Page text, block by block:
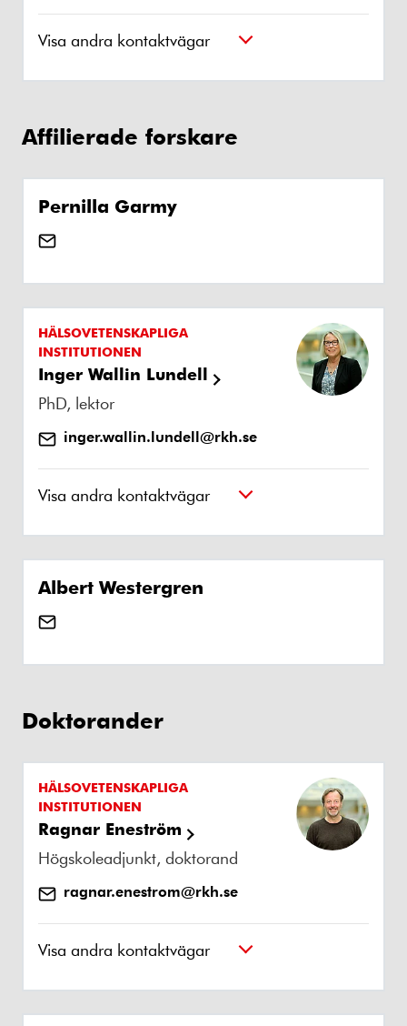
Visa andra kontaktvägar
Affilierade forskare
Pernilla Garmy
HÄLSOVETENSKAPLIGA
INSTITUTIONEN
Inger Wallin Lundell
PhD, lektor
inger.wallin.lundell@rkh.se
Visa andra kontaktvägar
Albert Westergren
Doktorander
HÄLSOVETENSKAPLIGA
INSTITUTIONEN
Ragnar Eneström
Högskoleadjunkt, doktorand
ragnar.enestrom@rkh.se
Visa andra kontaktvägar